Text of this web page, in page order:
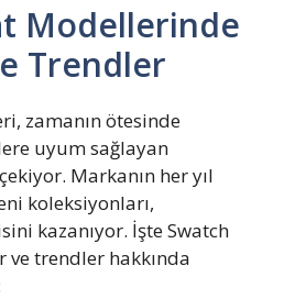
Modellerinde
Trendler
zamanın ötesinde
uyum sağlayan
Markanın her yıl
koleksiyonları,
kazanıyor. İşte Swatch
trendler hakkında